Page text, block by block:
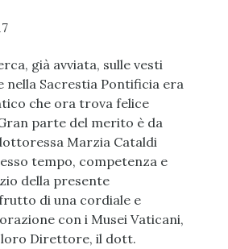
già avviata, sulle vesti
nella Sacrestia Pontificia era
che ora trova felice
parte del merito è da
Marzia Cataldi
tempo, competenza e
della presente
di una cordiale e
con i Musei Vaticani,
loro Direttore, il dott.